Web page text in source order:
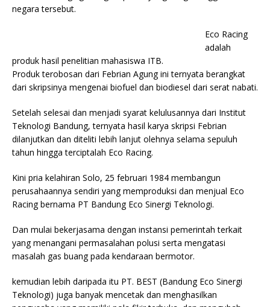
negara tersebut.
Eco Racing
adalah
produk hasil penelitian mahasiswa ITB.
Produk terobosan dari Febrian Agung ini ternyata berangkat
dari skripsinya mengenai biofuel dan biodiesel dari serat nabati.
Setelah selesai dan menjadi syarat kelulusannya dari Institut
Teknologi Bandung, ternyata hasil karya skripsi Febrian
dilanjutkan dan diteliti lebih lanjut olehnya selama sepuluh
tahun hingga terciptalah Eco Racing.
Kini pria kelahiran Solo, 25 februari 1984 membangun
perusahaannya sendiri yang memproduksi dan menjual Eco
Racing bernama PT Bandung Eco Sinergi Teknologi.
Dan mulai bekerjasama dengan instansi pemerintah terkait
yang menangani permasalahan polusi serta mengatasi
masalah gas buang pada kendaraan bermotor.
kemudian lebih daripada itu PT. BEST (Bandung Eco Sinergi
Teknologi) juga banyak mencetak dan menghasilkan